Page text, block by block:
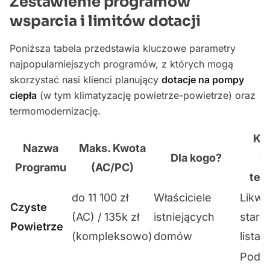
wsparcia i limitów dotacji
Poniższa tabela przedstawia kluczowe parametry
najpopularniejszych programów, z których mogą
skorzystać nasi klienci planujący dotacje na pompy
ciepła (w tym klimatyzację powietrze-powietrze) oraz
termomodernizację.
Nazwa
Programu
Maks. Kwota
(AC/PC)
Dla kogo?
Czyste
Powietrze
do 11 100 zł
(AC) / 135k zł
(kompleksowo)
Właściciele
istniejących
domów
lista